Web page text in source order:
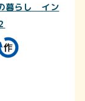
暮らし イン